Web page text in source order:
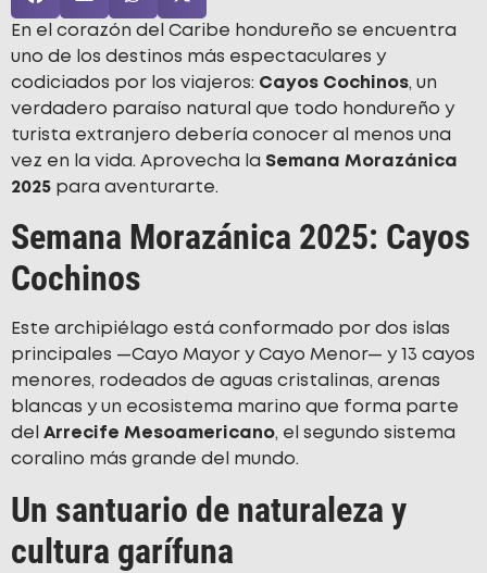
En el corazón del Caribe hondureño se encuentra
uno de los destinos más espectaculares y
codiciados por los viajeros: Cayos Cochinos, un
verdadero paraíso natural que todo hondureño y
turista extranjero debería conocer al menos una
vez en la vida. Aprovecha la Semana Morazánica
2025 para aventurarte.
Semana Morazánica 2025: Cayos
Cochinos
Este archipiélago está conformado por dos islas
principales —Cayo Mayor y Cayo Menor— y 13 cayos
menores, rodeados de aguas cristalinas, arenas
blancas y un ecosistema marino que forma parte
del Arrecife Mesoamericano, el segundo sistema
coralino más grande del mundo.
Un santuario de naturaleza y
cultura garífuna